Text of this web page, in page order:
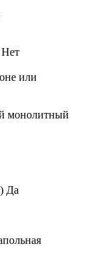
Нет
или
монолитный
Да